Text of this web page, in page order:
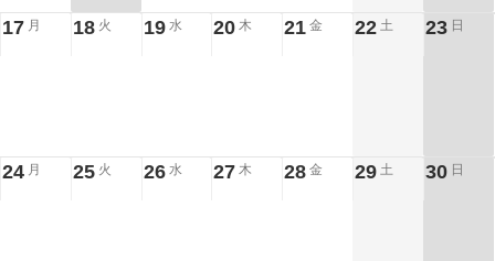
17 月 18 火 19 水 20 木 21 金 22 土 23 日
24 月 25 火 26 水 27 木 28 金 29 土 30 日